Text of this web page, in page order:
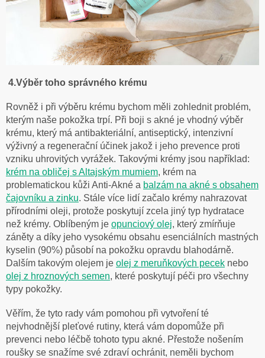
4.Výběr toho správného krému
Rovněž i při výběru krému bychom měli zohlednit problém,
kterým naše pokožka trpí. Při boji s akné je vhodný výběr
krému, který má antibakteriální, antiseptický, intenzivní
výživný a regenerační účinek jakož i jeho prevence proti
vzniku uhrovitých vyrážek. Takovými krémy jsou například:
krém na obličej s Altajským mumiem, krém na
problematickou kůži Anti-Akné a balzám na akné s obsahem
čajovníku a zinku. Stále více lidí začalo krémy nahrazovat
přírodními oleji, protože poskytují zcela jiný typ hydratace
než krémy. Oblíbeným je opunciový olej, který zmírňuje
záněty a díky jeho vysokému obsahu esenciálních mastných
kyselin (90%) působí na pokožku opravdu blahodárně.
Dalším takovým olejem je olej z meruňkových pecek nebo
olej z hroznových semen, které poskytují péči pro všechny
typy pokožky.
Věřím, že tyto rady vám pomohou při vytvoření té
nejvhodnější pleťové rutiny, která vám dopomůže při
prevenci nebo léčbě tohoto typu akné. Přestože nošením
roušky se snažíme své zdraví ochránit, neměli bychom